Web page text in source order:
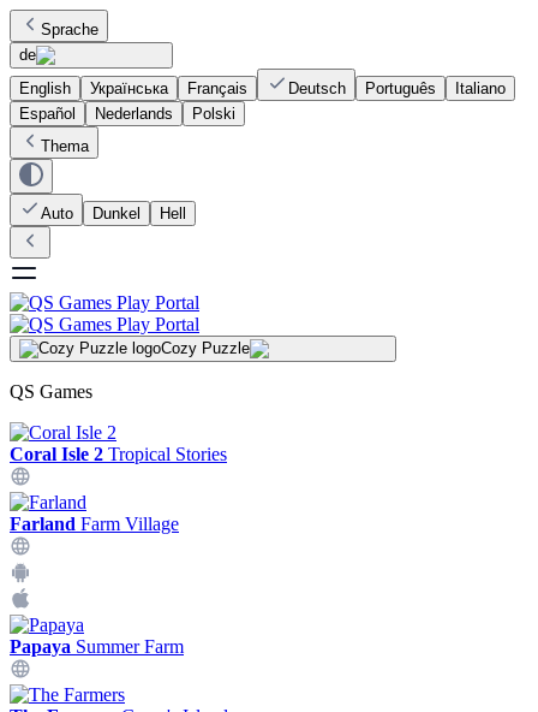
Sprache
de
English
Українська Français Deutsch Português
Italiano
Español
Nederlands
Polski
Thema
Auto Dunkel Hell
Cozy Puzzle
QS Games
Coral Isle 2 Tropical Stories
Farland Farm Village
Papaya Summer Farm